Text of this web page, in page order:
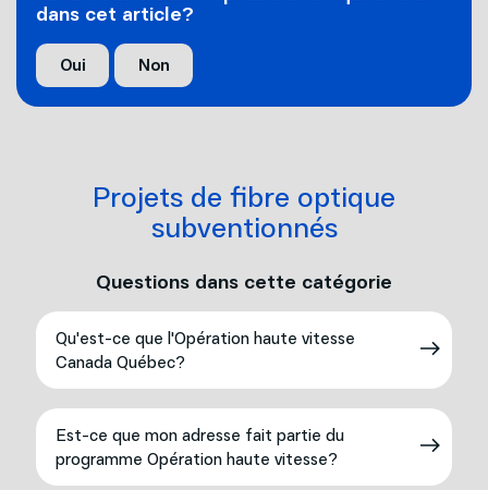
Capsules vidéos
Carrières
Nous joindre
dans cet article?
Oui Non
Projets de fibre optique
subventionnés
Questions dans cette catégorie
Qu'est-ce que l'Opération haute vitesse
Canada Québec?
Est-ce que mon adresse fait partie du
programme Opération haute vitesse?